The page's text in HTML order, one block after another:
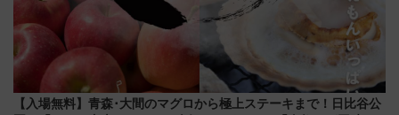
【入場無料】青森･大間のマグロから極上ステーキまで！日比谷公